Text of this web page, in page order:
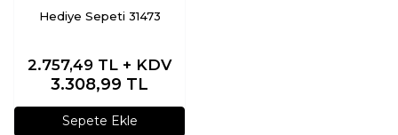
Hediye Sepeti 31473
2.757,49 TL + KDV
3.308,99 TL
Sepete Ekle